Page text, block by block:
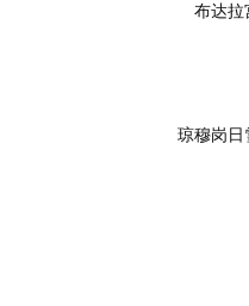
布达拉
琼穆岗日